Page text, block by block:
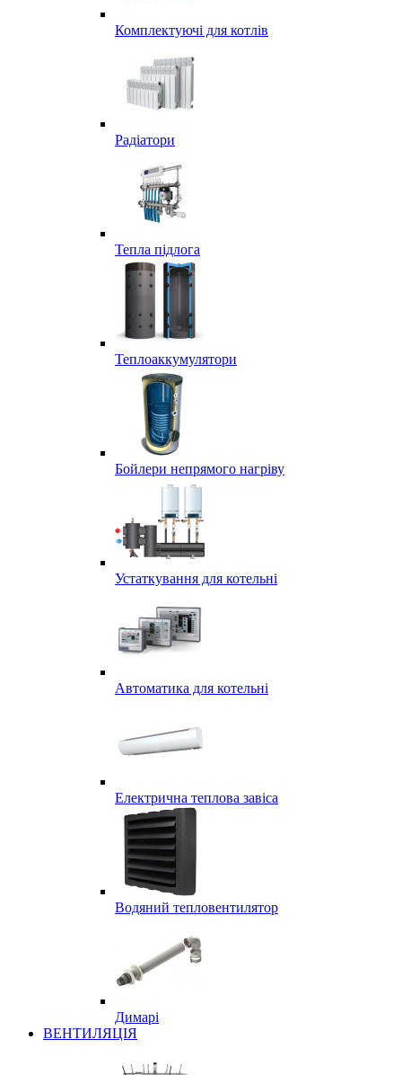
Комплектуючі для котлів
Радіатори
Тепла підлога
Теплоаккумулятори
Бойлери непрямого нагріву
Устаткування для котельні
Автоматика для котельні
Електрична теплова завіса
Водяний тепловентилятор
Димарі
ВЕНТИЛЯЦІЯ